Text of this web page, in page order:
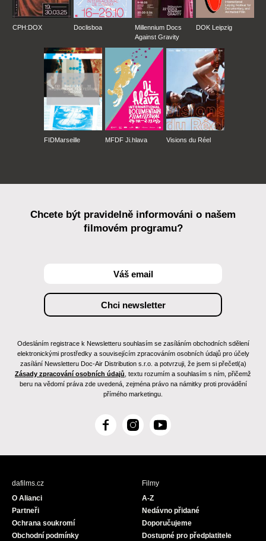
CPH:DOX Doclisboa
Millennium Docs
Against Gravity
DOK Leipzig
FIDMarseille MFDF Ji.hlava Visions du Réel
Chcete být pravidelně informováni o našem
filmovém programu?
Odesláním registrace k Newsletteru souhlasím se zasíláním obchodních sdělení
elektronickými prostředky a souvisejícím zpracováním osobních údajů pro účely
zasílání Newsletteru Doc-Air Distribution s.r.o. a potvrzuji, že jsem si přečetl(a)
Zásady zpracování osobních údajů , textu rozumím a souhlasím s ním, přičemž
beru na vědomí práva zde uvedená, zejména právo na námitky proti provádění
přímého marketingu.
F
c
I
s
Y
u
dafilms.cz
O Alianci
Partneři
Ochrana soukromí
Obchodní podmínky
Filmy
A-Z
Nedávno přidané
Doporučujeme
Dostupné pro předplatitele